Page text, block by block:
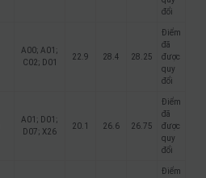
đổi
A00; A01;
C02; D01
22.9 28.4 28.25
Điểm
đã
được
quy
đổi
A01; D01;
D07; X26
20.1 26.6 26.75
Điểm
đã
được
quy
đổi
Điểm